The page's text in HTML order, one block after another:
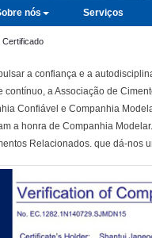
nós Serviços
Certificado
a confiança e a
contínuo, a Associação de
Confiável e Companhia
a honra de Companhia
Relacionados. que dá-nos